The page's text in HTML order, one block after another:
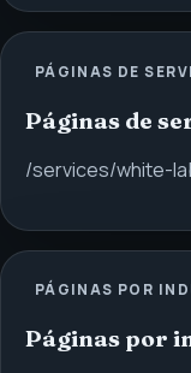
PÁGINAS DE
Páginas de
/services/white-
PÁGINAS POR
Páginas por